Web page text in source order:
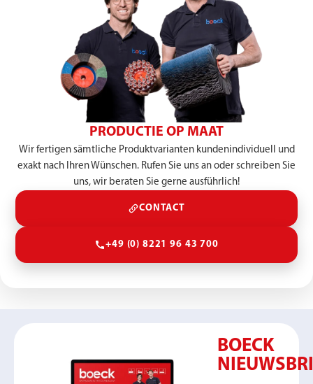
PRODUCTIE OP MAAT
Wir fertigen sämtliche Produktvarianten kundenindividuell und
exakt nach Ihren Wünschen. Rufen Sie uns an oder schreiben Sie
uns, wir beraten Sie gerne ausführlich!
CONTACT
+49 (0) 8221 96 43 700
BOECK